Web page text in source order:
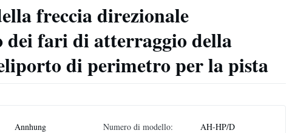
freccia direzionale
fari di atterraggio della
di perimetro per la pista
Annhung Numero di modello: AH-HP/D